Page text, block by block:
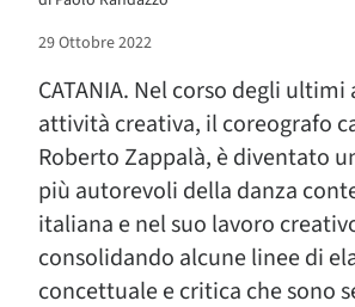
29 Ottobre 2022
CATANIA. Nel corso degli
attività creativa, il coreografo
Roberto Zappalà, è diventato
più autorevoli della danza
italiana e nel suo lavoro
consolidando alcune linee di
concettuale e critica che sono